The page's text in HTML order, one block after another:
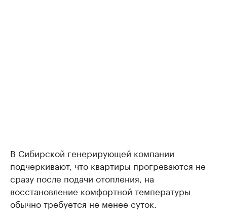
В Сибирской генерирующей компании
подчеркивают, что квартиры прогреваются не
сразу после подачи отопления, на
восстановление комфортной температуры
обычно требуется не менее суток.